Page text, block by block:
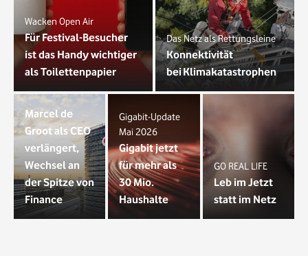
Wacken Open Air
Für Festival-Besucher
ist das Handy wichtiger
als Toilettenpapier
Das Netz als Rettungsleine
Konnektivität
bei Klimakatastrophen
Marcel de
Groot als CEO
verlängert,
Wechsel an
der Spitze von
Finance
Gigabit-Update
Mai 2026
Gigabit jetzt
für mehr als
30 Mio.
Haushalte
GO REAL LIFE
Leb im Jetzt
statt im Netz